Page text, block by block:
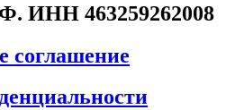
ИНН 463259262008
соглашение